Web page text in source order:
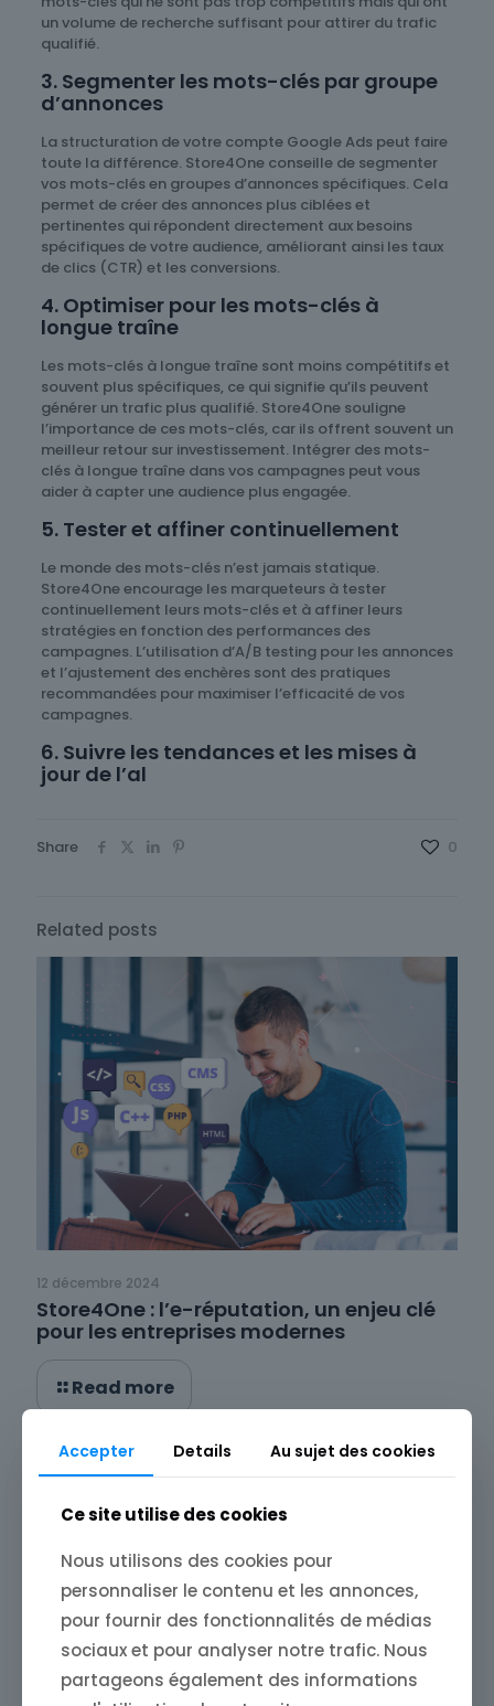
un volume de recherche suffisant pour attirer du trafic
qualifié.
3. Segmenter les mots-clés par groupe
d’annonces
La structuration de votre compte Google Ads peut faire
toute la différence. Store4One conseille de segmenter
vos mots-clés en groupes d’annonces spécifiques. Cela
permet de créer des annonces plus ciblées et
pertinentes qui répondent directement aux besoins
spécifiques de votre audience, améliorant ainsi les taux
de clics (CTR) et les conversions.
4. Optimiser pour les mots-clés à
longue traîne
Les mots-clés à longue traîne sont moins compétitifs et
souvent plus spécifiques, ce qui signifie qu’ils peuvent
générer un trafic plus qualifié. Store4One souligne
l’importance de ces mots-clés, car ils offrent souvent un
meilleur retour sur investissement. Intégrer des mots-
clés à longue traîne dans vos campagnes peut vous
aider à capter une audience plus engagée.
5. Tester et affiner continuellement
Le monde des mots-clés n’est jamais statique.
Store4One encourage les marqueteurs à tester
continuellement leurs mots-clés et à affiner leurs
stratégies en fonction des performances des
campagnes. L’utilisation d’A/B testing pour les annonces
et l’ajustement des enchères sont des pratiques
recommandées pour maximiser l’efficacité de vos
campagnes.
6. Suivre les tendances et les mises à
jour de l’al
Share 0
Related posts
12 décembre 2024
Store4One : l’e-réputation, un enjeu clé
pour les entreprises modernes
Read more
Accepter Details Au sujet des cookies
Ce site utilise des cookies
Nous utilisons des cookies pour
personnaliser le contenu et les annonces,
pour fournir des fonctionnalités de médias
sociaux et pour analyser notre trafic. Nous
partageons également des informations